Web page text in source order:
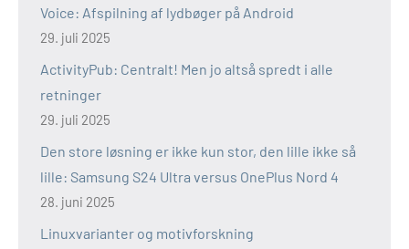
Voice: Afspilning af lydbøger på Android
29. juli 2025
ActivityPub: Centralt! Men jo altså spredt i alle
retninger
29. juli 2025
Den store løsning er ikke kun stor, den lille ikke så
lille: Samsung S24 Ultra versus OnePlus Nord 4
28. juni 2025
Linuxvarianter og motivforskning